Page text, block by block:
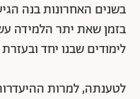
בשנים האחרונות בנה
בזמן שאת יתר הלמידה
לימודים שבנו יחד
לטענתה, למרות